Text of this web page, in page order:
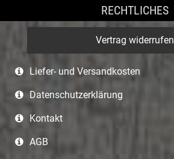
RECHTLICHES
Vertrag widerrufen
Liefer- und Versandkosten
Datenschutzerklärung
Kontakt
AGB